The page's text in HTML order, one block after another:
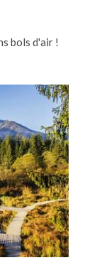
bols d'air !